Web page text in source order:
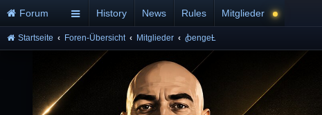
Forum History News Rules Mitglieder
Startseite Foren-Übersicht Mitglieder ꞗengeȽ